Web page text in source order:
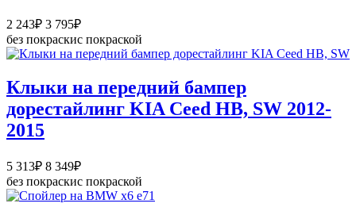
2 243₽ 3 795₽Диапазон
цен:
2
3
795₽
без покраскис покраской
Клыки на передний бампер
дорестайлинг KIA Ceed HB, SW 2012-
2015
5 313₽ 8 349₽Диапазон
цен:
5
без покраскис покраской